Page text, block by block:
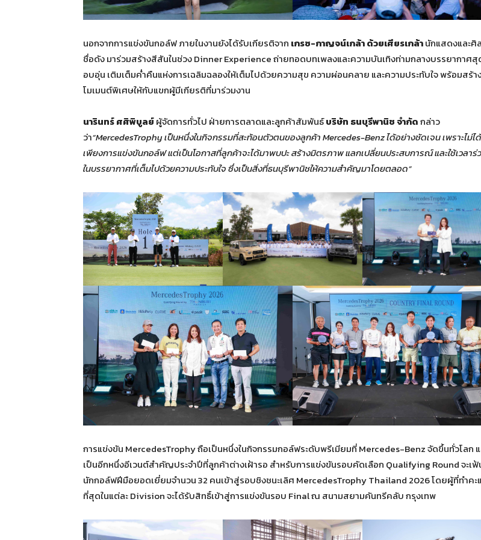
นอกจากการแข่งขันกอล์ฟ ภายในงานยังได้รับเกียรติจาก เกรซ-กาญจน์เกล้า ด้วยเศียรเกล้านักแสดงและศิ
ชื่อดัง มาร่วมสร้างสีสันในช่วง Dinner Experience ถ่ายทอดบทเพลงและความบันเทิงท่ามกลางบรรยากาศสุ
อบอุ่น เติมเต็มค่ำคืนแห่งการเฉลิมฉลองให้เต็มไปด้วยความสุข ความผ่อนคลาย และความประทับใจ พร้อมสร้า
โมเมนต์พิเศษให้กับแขกผู้มีเกียรติที่มาร่วมงาน
นารินทร์ ศศิพิบูลย์ผู้จัดการทั่วไป ฝ่ายการตลาดและลูกค้าสัมพันธ์บริษัท ธนบุรีพานิช จำกัดกล่าว
ว่า“MercedesTrophy เป็นหนึ่งในกิจกรรมที่สะท้อนตัวตนของลูกค้า Mercedes-Benz ได้อย่างชัดเจน เพราะไม่ไ
เพียงการแข่งขันกอล์ฟ แต่เป็นโอกาสที่ลูกค้าจะได้มาพบปะ สร้างมิตรภาพ แลกเปลี่ยนประสบการณ์ และใช้เวลาร่
ในบรรยากาศที่เต็มไปด้วยความประทับใจ ซึ่งเป็นสิ่งที่ธนบุรีพานิชให้ความสำคัญมาโดยตลอด”
การแข่งขัน MercedesTrophy ถือเป็นหนึ่งในกิจกรรมกอล์ฟระดับพรีเมียมที่ Mercedes-Benz จัดขึ้นทั่วโลก
เป็นอีกหนึ่งอีเวนต์สำคัญประจำปีที่ลูกค้าต่างเฝ้ารอ สำหรับการแข่งขันรอบคัดเลือก Qualifying Round จะเฟ้
นักกอล์ฟฝีมือยอดเยี่ยมจำนวน 32 คนเข้าสู่รอบชิงชนะเลิศ MercedesTrophy Thailand 2026 โดยผู้ที่ทำค
ที่สุดในแต่ละ Division จะได้รับสิทธิ์เข้าสู่การแข่งขันรอบ Final ณ สนามสยามคันทรีคลับ กรุงเทพ